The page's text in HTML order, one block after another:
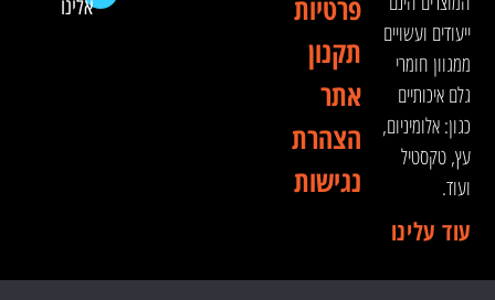
ייעודים ועשויים
ממגוון חומרי
גלם איכותיים
כגון: אלומיניום,
עץ, טקסטיל
ועוד.
עוד עלינו
פרטיות
תקנון
אתר
הצהרת
נגישות
אלינו